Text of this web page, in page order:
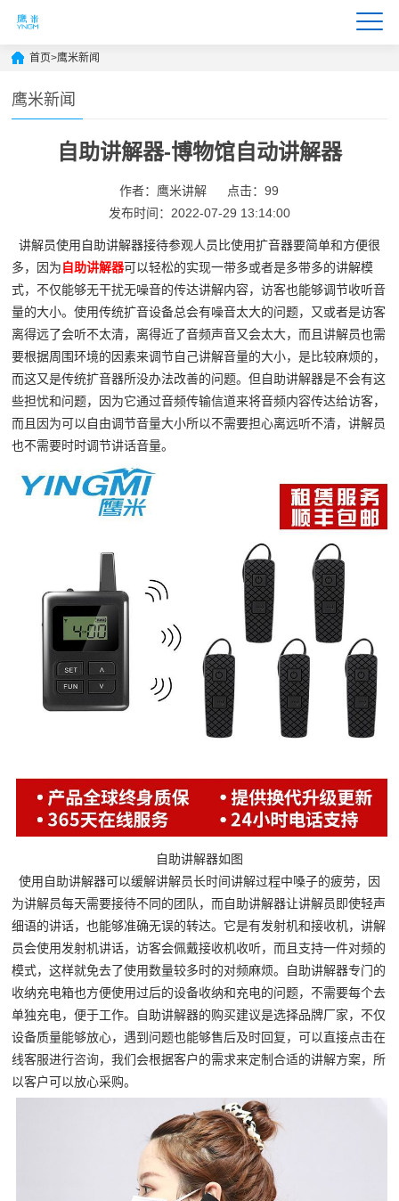
首页>鹰米新闻
鹰米新闻
自助讲解器-博物馆自动讲解器
作者：鹰米讲解
点击：99
发布时间：2022-07-29 13:14:00
讲解员使用自助讲解器接待参观人员比使用扩音器要简单和方便很
多，因为 自助讲解器可以轻松的实现一带多或者是多带多的讲解模
式，不仅能够无干扰无噪音的传达讲解内容，访客也能够调节收听音
量的大小。使用传统扩音设备总会有噪音太大的问题，又或者是访客
离得远了会听不太清，离得近了音频声音又会太大，而且讲解员也需
要根据周围环境的因素来调节自己讲解音量的大小，是比较麻烦的，
而这又是传统扩音器所没办法改善的问题。但自助讲解器是不会有这
些担忧和问题，因为它通过音频传输信道来将音频内容传达给访客，
而且因为可以自由调节音量大小所以不需要担心离远听不清，讲解员
也不需要时时调节讲话音量。
自助讲解器如图
使用自助讲解器可以缓解讲解员长时间讲解过程中嗓子的疲劳，因
为讲解员每天需要接待不同的团队，而自助讲解器让讲解员即使轻声
细语的讲话，也能够准确无误的转达。它是有发射机和接收机，讲解
员会使用发射机讲话，访客会佩戴接收机收听，而且支持一件对频的
模式，这样就免去了使用数量较多时的对频麻烦。自助讲解器专门的
收纳充电箱也方便使用过后的设备收纳和充电的问题，不需要每个去
单独充电，便于工作。自助讲解器的购买建议是选择品牌厂家，不仅
设备质量能够放心，遇到问题也能够售后及时回复，可以直接点击在
线客服进行咨询，我们会根据客户的需求来定制合适的讲解方案，所
以客户可以放心采购。